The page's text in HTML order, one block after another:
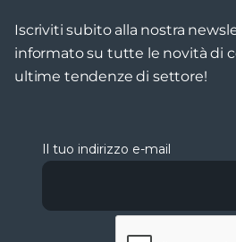
Iscriviti subito alla nostra
informato su tutte le novità di
ultime tendenze di settore!